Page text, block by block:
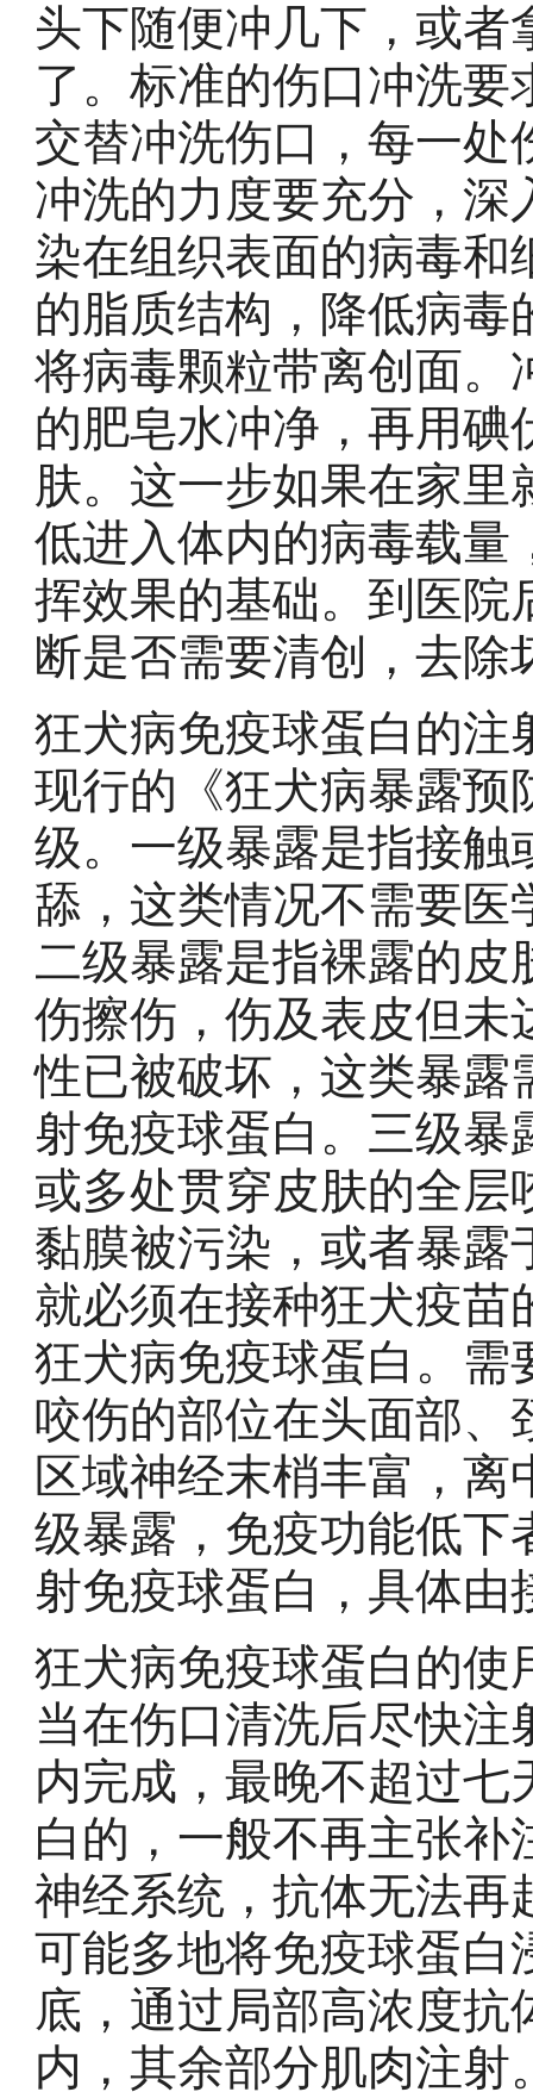
头下随便冲几下，或
了。标准的伤口冲洗
交替冲洗伤口，每一处
冲洗的力度要充分，深
染在组织表面的病毒和
的脂质结构，降低病
将病毒颗粒带离创面。
的肥皂水冲净，再用
肤。这一步如果在家
低进入体内的病毒载量
挥效果的基础。到医院
断是否需要清创，去除
狂犬病免疫球蛋白的注
现行的《狂犬病暴露预
级。一级暴露是指接触
舔，这类情况不需要医
二级暴露是指裸露的皮
伤擦伤，伤及表皮但未
性已被破坏，这类暴露
射免疫球蛋白。三级
或多处贯穿皮肤的全层
黏膜被污染，或者暴露
就必须在接种狂犬疫苗
狂犬病免疫球蛋白。需
咬伤的部位在头面部、
区域神经末梢丰富，
级暴露，免疫功能低下
射免疫球蛋白，具体
狂犬病免疫球蛋白的使
当在伤口清洗后尽快
内完成，最晚不超过
白的，一般不再主张
神经系统，抗体无法再
可能多地将免疫球蛋白
底，通过局部高浓度抗
内，其余部分肌肉注